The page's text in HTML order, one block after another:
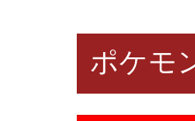
ポケモ